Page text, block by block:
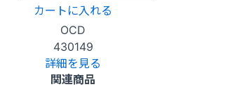
カートに入れる
OCD
430149
詳細を見る
関連商品